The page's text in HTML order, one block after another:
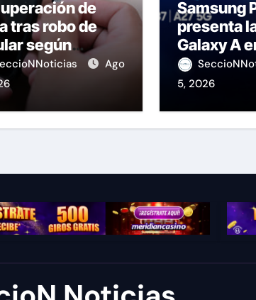
de
tras robo de
según
Ago
Samsung
presenta
Galaxy A
de K-Pop
5, 2026